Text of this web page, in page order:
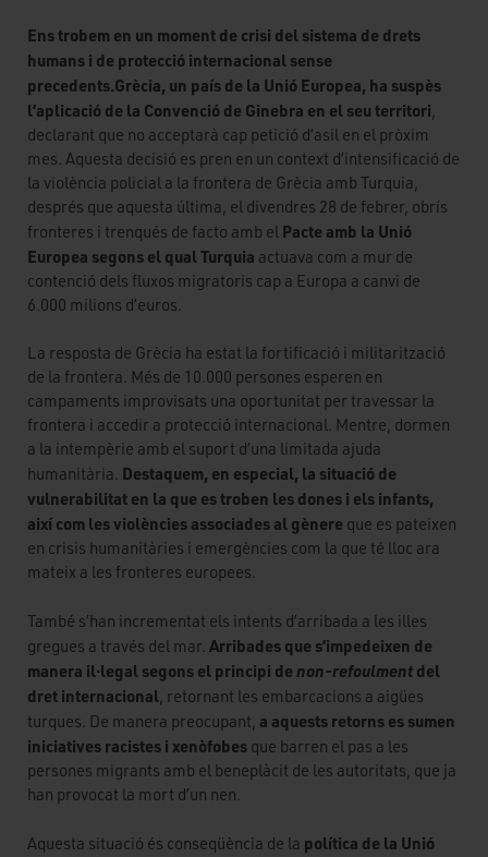
Ens trobem en un moment de crisi del sistema de drets
humans i de protecció internacional sense
precedents.Grècia, un país de la Unió Europea, ha suspès
l’aplicació de la Convenció de Ginebra en el seu territori
declarant que no acceptarà cap petició d’asil en el pròxim
mes. Aquesta decisió es pren en un context d’intensificació de
la violència policial a la frontera de Grècia amb Turquia,
després que aquesta última, el divendres 28 de febrer, obrís
fronteres i trenqués de facto amb el Pacte amb la Unió
Europea segons el qual Turquia actuava com a mur de
contenció dels fluxos migratoris cap a Europa a canvi de
6.000 milions d’euros.
La resposta de Grècia ha estat la fortificació i militarització
de la frontera. Més de 10.000 persones esperen en
campaments improvisats una oportunitat per travessar la
frontera i accedir a protecció internacional. Mentre, dormen
a la intempèrie amb el suport d’una limitada ajuda
humanitària. Destaquem, en especial, la situació de
vulnerabilitat en la que es troben les dones i els infants,
així com les violències associades al gènere que es pateixen
en crisis humanitàries i emergències com la que té lloc ara
mateix a les fronteres europees.
També s’han incrementat els intents d’arribada a les illes
gregues a través del mar. Arribades que s’impedeixen de
manera il·legal segons el principi de non-refoulment del
dret internacional , retornant les embarcacions a aigües
turques. De manera preocupant, a aquests retorns es sumen
iniciatives racistes i xenòfobes que barren el pas a les
persones migrants amb el beneplàcit de les autoritats, que ja
han provocat la mort d’un nen.
Aquesta situació és conseqüència de la política de la Unió